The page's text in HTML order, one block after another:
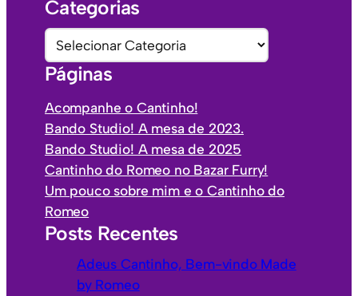
q
u
v
s
Categorias
C
a
t
e
g
o
i
a
s
Páginas
Acompanhe o Cantinho!
Bando Studio! A mesa de 2023.
Bando Studio! A mesa de 2025
Cantinho do Romeo no Bazar Furry!
Um pouco sobre mim e o Cantinho do
Romeo
Posts Recentes
Adeus Cantinho, Bem-vindo Made
by Romeo